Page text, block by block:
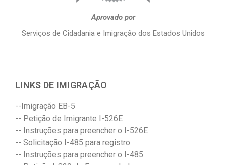
Aprovado por
Serviços de Cidadania e Imigração dos Estados Unidos
LINKS DE IMIGRAÇÃO
--Imigração EB-5
-- Petição de Imigrante I-526E
-- Instruções para preencher o I-526E
-- Solicitação I-485 para registro
-- Instruções para preencher o I-485